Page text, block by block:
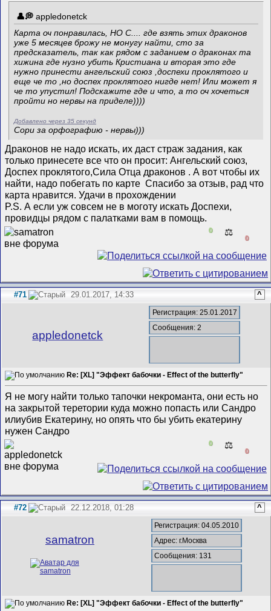
appledonetck
Карта оч понравилась, НО С.... где взять этих драконов
уже 5 месяцев брожу не монугу найти, сто за
предсказатель, так как рядом с заданием о драконах та
хижина где нузно убить Кристиана и вторая это где
нужно принести ангельский союз ,доспехи проклятого и
еще че то ,но доспех проклятого нигде нет! Или может я
че то упустил! Подскажите где и что, а то оч хочеться
пройти но нервы на приделе))))
Добавлено через 35 секунд
Сори за орфографию - нервы)))
Драконов не надо искать, их даст страж задания, как
только принесете все что он просит: Ангельский союз,
Доспех проклятого,Сила Отца драконов . А вот чтобы их
найти, надо побегать по карте Спасибо за отзыв, рад что
карта нравится. Удачи в прохождении
P.S. А если уж совсем не в моготу искать Доспехи,
провидцы рядом с палатками вам в помощь.
0 ⚖️
0
#71 29.01.2017, 14:33 ^
appledonetck
Регистрация: 25.01.2017
Сообщения: 2
Re: [XL] "Эффект бабочки - Effect of the butterfly"
Я не могу найти только тапочки некроманта, они есть но
на закрытой теретории куда можно попасть или Сандро
илиубив Екатерину, но опять что бы убить екатерину
нужен Сандро
0 ⚖️
0
#72 22.12.2018, 01:28 ^
samatron
Регистрация: 04.05.2010
Адрес: г.Москва
Сообщения: 131
Re: [XL] "Эффект бабочки - Effect of the butterfly"